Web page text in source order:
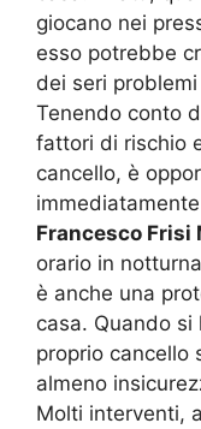
giocano nei
esso potrebbe
dei seri
Tenendo conto
fattori di rischio
cancello, è
Francesco Frisi
orario in
è anche una
casa. Quando si
proprio cancello
almeno
Molti interventi,